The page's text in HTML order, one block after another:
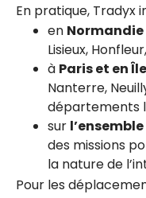
En pratique, Tradyx
en Normandie
Lisieux,
à Paris et en
Nanterre,
départements
sur
des missions
la nature de
Pour les